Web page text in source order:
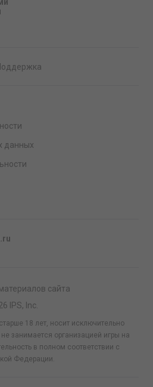
сайта
IPS, Inc.
18 лет, носит исключительно
занимается организацией игры на
в полном соответствии с
Федерации.
данных